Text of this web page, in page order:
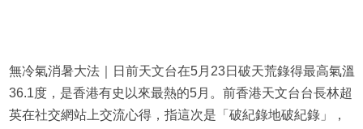
無冷氣消暑大法｜日前天文台在5月23日破天荒錄得最高氣溫
36.1度，是香港有史以來最熱的5月。前香港天文台台長林超
英在社交網站上交流心得，指這次是「破紀錄地破紀錄」，